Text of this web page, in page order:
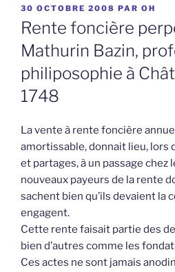
PUBLIÉ
LE
30 OCTOBRE 2008 PAR OH
Rente foncière
Mathurin Bazin,
philiposophie à
1748
La vente à rente foncière
amortissable, donnait lieu, lors
et partages, à un passage chez
nouveaux payeurs de la rente
sachent bien qu’ils devaient la
engagent.
Cette rente faisait partie des
bien d’autres comme les
Ces actes ne sont jamais